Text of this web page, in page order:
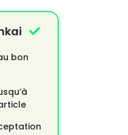
bon